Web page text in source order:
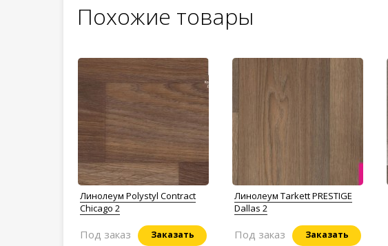
Похожие товары
Линолеум Polystyl Contract
Chicago 2
Заказать
Под заказ
Линолеум Tarkett PRESTIGE
Dallas 2
Заказать
Под заказ